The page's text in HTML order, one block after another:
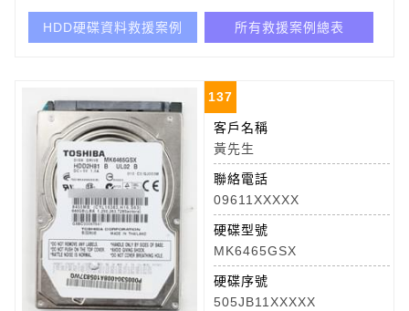
HDD硬碟資料救援案例 所有救援案例總表
137
客戶名稱
黃先生
聯絡電話
09611XXXXX
硬碟型號
MK6465GSX
硬碟序號
505JB11XXXXX